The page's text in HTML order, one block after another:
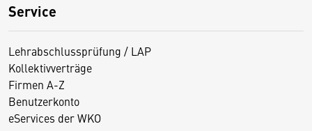
Service
Lehrabschlussprüfung / LAP
Kollektivverträge
Firmen A-Z
Benutzerkonto
eServices der WKO